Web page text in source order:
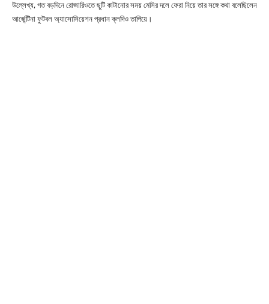
উল্লেখ্য, গত বড়দিনে রোজারিওতে ছুটি কাটানোর সময় মেসির দলে ফেরা নিয়ে তার সঙ্গে কথা বলেছিলেন
আর্জেন্টিনা ফুটবল অ্যাসোসিয়েশন প্রধান ক্লদিও তাপিয়ে।